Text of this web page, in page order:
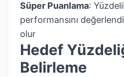
Süper Puanlama:
performansını
olur
Hedef
Belirleme